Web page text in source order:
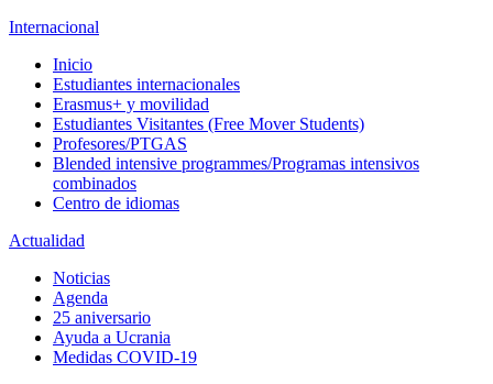
Internacional
Inicio
Estudiantes internacionales
Erasmus+ y movilidad
Estudiantes Visitantes (Free Mover Students)
Profesores/PTGAS
Blended intensive programmes/Programas intensivos
combinados
Centro de idiomas
Actualidad
Noticias
Agenda
25 aniversario
Ayuda a Ucrania
Medidas COVID-19